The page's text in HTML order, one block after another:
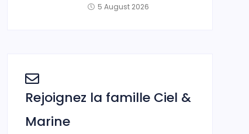
5 August 2026
Rejoignez la famille Ciel &
Marine